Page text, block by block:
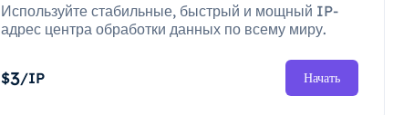
Используйте стабильные, быстрый и мощный IP-
адрес центра обработки данных по всему миру.
$3/IP Начать